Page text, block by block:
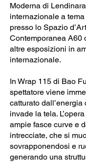
Moderna di
internazionale a tema
presso lo Spazio
Contemporanea A60
altre esposizioni in
internazionale.
In Wrap 115 di Bao
spettatore viene
catturato dall’energia
invade la tela.
ampie fasce curve e
intrecciate, che si
sovrapponendosi e
generando una